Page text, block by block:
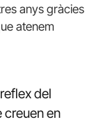
anys gràcies
atenem
del
creuen en